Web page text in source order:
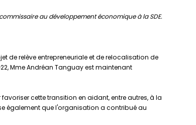
au développement économique à la SDE.
de relève entrepreneuriale et de relocalisation de
Mme Andréan Tanguay est maintenant
cette transition en aidant, entre autres, à la
également que l'organisation a contribué au